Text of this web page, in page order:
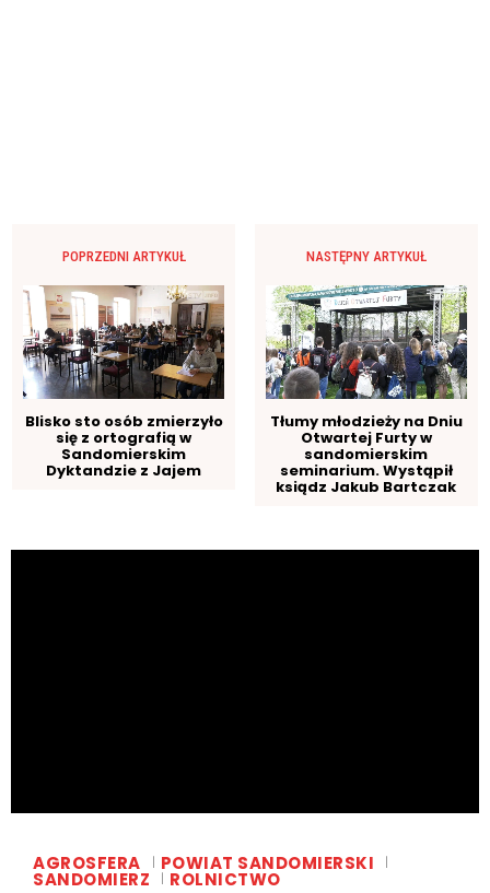
POPRZEDNI ARTYKUŁ
Blisko sto osób zmierzyło
się z ortografią w
Sandomierskim
Dyktandzie z Jajem
NASTĘPNY ARTYKUŁ
Tłumy młodzieży na Dniu
Otwartej Furty w
sandomierskim
seminarium. Wystąpił
ksiądz Jakub Bartczak